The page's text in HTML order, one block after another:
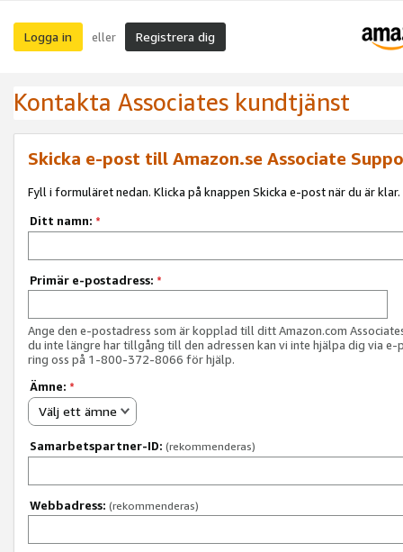
Logga in eller Registrera dig
Kontakta Associates kundtjänst
Skicka e-post till Amazon.se Associate
Fyll i formuläret nedan. Klicka på knappen Skicka e-post när du är klar.
Ditt namn: *
Primär e-postadress: *
Ange den e-postadress som är kopplad till ditt Amazon.com
du inte längre har tillgång till den adressen kan vi inte hjälpa dig via e-
ring oss på 1-800-372-8066 för hjälp.
Ämne: *
Välj ett ämne
Samarbetspartner-ID: (rekommenderas)
Webbadress: (rekommenderas)